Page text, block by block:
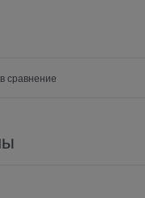
сравнение